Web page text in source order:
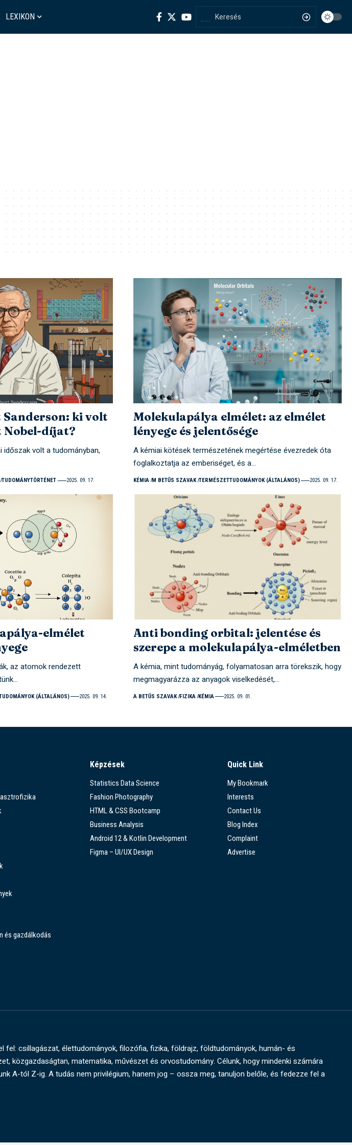
LEXIKON
ki volt
Nobel-díjat?
időszak volt a tudományban,
TUDOMÁNYTÖRTÉNET 2025. 09. 17.
Molekulapálya elmélet: az elmélet
lényege és jelentősége
A kémiai kötések természetének megértése évezredek óta
foglalkoztatja az emberiséget, és a…
KÉMIA M BETŰS SZAVAK TERMÉSZETTUDOMÁNYOK (ÁLTALÁNOS) 2025. 09. 17.
elmélet
az atomok rendezett
(ÁLTALÁNOS) 2025. 09. 14.
Anti bonding orbital: jelentése és
szerepe a molekulapálya-elméletben
A kémia, mint tudományág, folyamatosan arra törekszik, hogy
megmagyarázza az anyagok viselkedését,…
A BETŰS SZAVAK FIZIKA KÉMIA 2025. 09. 01.
és gazdálkodás
Képzések
Statistics Data Science
Fashion Photography
HTML & CSS Bootcamp
Business Analysis
Android 12 & Kotlin Development
Figma – UI/UX Design
Quick Link
My Bookmark
Interests
Contact Us
Blog Index
Complaint
Advertise
csillagászat, élettudományok, filozófia, fizika, földrajz, földtudományok, humán- és
közgazdaságtan, matematika, művészet és orvostudomány. Célunk, hogy mindenki számára
A-tól Z-ig. A tudás nem privilégium, hanem jog – ossza meg, tanuljon belőle, és fedezze fel a